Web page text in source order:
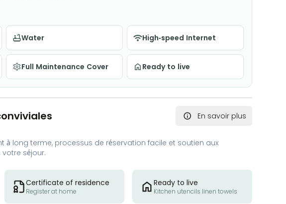
Water High-speed Internet
Full Maintenance Cover Ready to live
En savoir plus
à long terme, processus de réservation facile et soutien aux
séjour.
Certificate of residence
Register at home
Ready to live
Kitchen utencils linen towels